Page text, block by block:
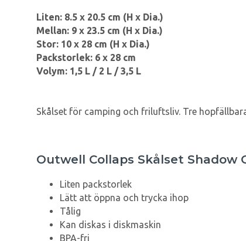
Liten: 8.5 x 20.5 cm (H x Dia.)
Mellan: 9 x 23.5 cm (H x Dia.)
Stor: 10 x 28 cm (H x Dia.)
Packstorlek: 6 x 28 cm
Volym: 1,5 L / 2 L / 3,5 L
Skålset för camping och friluftsliv. Tre
Outwell Collaps Skålset Shadow
Liten packstorlek
Lätt att öppna och trycka ihop
Tålig
Kan diskas i diskmaskin
BPA-fri